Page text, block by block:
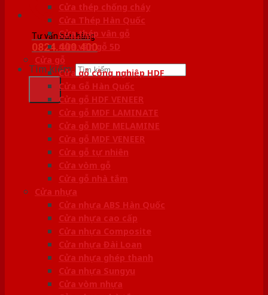
Tư vấn bán hàng
0824.400.400
Tìm kiếm:
Cửa thép chống cháy
Cửa Thép Hàn Quốc
Cửa thép vân gỗ
Cửa vân gỗ 5D
Cửa gỗ
Cửa gỗ công nghiệp HDF
Cửa Gỗ Hàn Quốc
Cửa gỗ HDF VENEER
Cửa gỗ MDF LAMINATE
Cửa gỗ MDF MELAMINE
Cửa gỗ MDF VENEER
Cửa gỗ tự nhiên
Cửa vòm gỗ
Cửa gỗ nhà tắm
Cửa nhựa
Cửa nhựa ABS Hàn Quốc
Cửa nhựa cao cấp
Cửa nhựa Composite
Cửa nhựa Đài Loan
Cửa nhựa ghép thanh
Cửa nhựa Sungyu
Cửa vòm nhựa